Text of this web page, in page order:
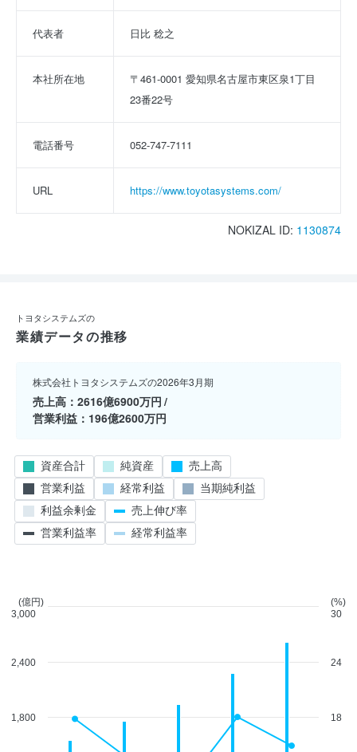
代表者 日比 稔之
本社所在地
〒461-0001 愛知県名古屋市東区泉1丁目
23番22号
電話番号 052-747-7111
URL https://www.toyotasystems.com/
NOKIZAL ID: 1130874
トヨタシステムズの
業績データの推移
株式会社トヨタシステムズの2026年3月期
売上高
2616億6900万円
営業利益
196億2600万円
1,800
2,400
(億円)
3,000
18
24
(%)
30
資産合計 純資産
売上高
営業利益
経常利益
当期純利益
利益余剰金
売上伸び率
営業利益率
経常利益率